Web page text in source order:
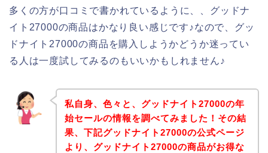
多くの方が口コミで書かれているように、、グッドナ
イト27000の商品はかなり良い感じです♪なので、グッ
ドナイト27000の商品を購入しようかどうか迷ってい
る人は一度試してみるのもいいかもしれません♪
私自身、色々と、グッドナイト27000の年
始セールの情報を調べてみました！その結
果、下記グッドナイト27000の公式ページ
より、グッドナイト27000の商品がお得な